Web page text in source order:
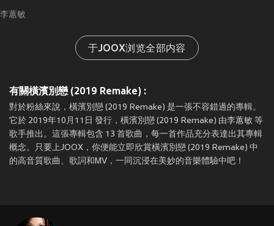
李蕙敏
于JOOX浏览全部内容
有關橫濱別戀 (2019 Remake) :
對於粉絲來說，橫濱別戀 (2019 Remake) 是一張不容錯過的專輯。
它於 2019年10月11日 發行，橫濱別戀 (2019 Remake) 由李蕙敏 等
歌手推出。這張專輯包含 13 首歌曲，每一首作品充分表達出其專輯
概念。只要上JOOX，你便能立即欣賞橫濱別戀 (2019 Remake) 中
的高音質歌曲、歌詞和MV，一同沉浸在美妙的音樂體驗中吧！